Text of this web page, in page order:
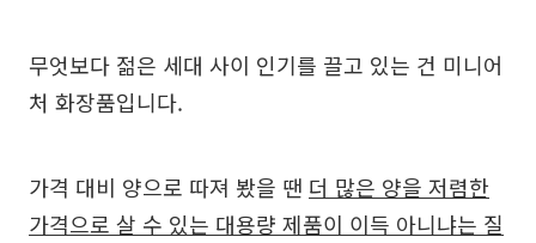
무엇보다 젊은 세대 사이 인기를 끌고 있는 건 미니어
처 화장품입니다.
가격 대비 양으로 따져 봤을 땐 더 많은 양을 저렴한
가격으로 살 수 있는 대용량 제품이 이득 아니냐는 질